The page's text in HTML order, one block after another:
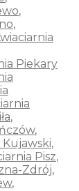
,
,
Piekary
,
,
,
Pisz,
Zdrój,
,